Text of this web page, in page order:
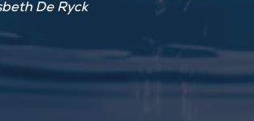
De Ryck